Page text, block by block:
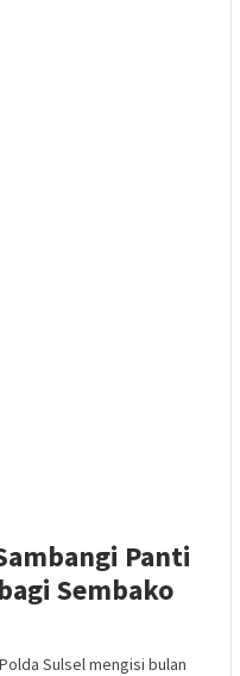
Panti
Sembako
Sulsel mengisi bulan